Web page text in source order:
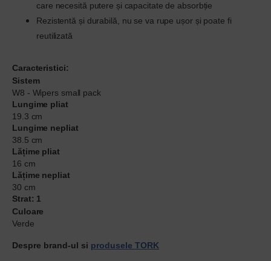
care necesită putere și capacitate de absorbție
Rezistentă și durabilă, nu se va rupe ușor și poate fi
reutilizată
Caracteristici:
Sistem
W8 - Wipers small pack
Lungime pliat
19.3 cm
Lungime nepliat
38.5 cm
Lățime pliat
16 cm
Lățime nepliat
30 cm
Strat: 1
Culoare
Verde
Despre brand-ul si produsele TORK